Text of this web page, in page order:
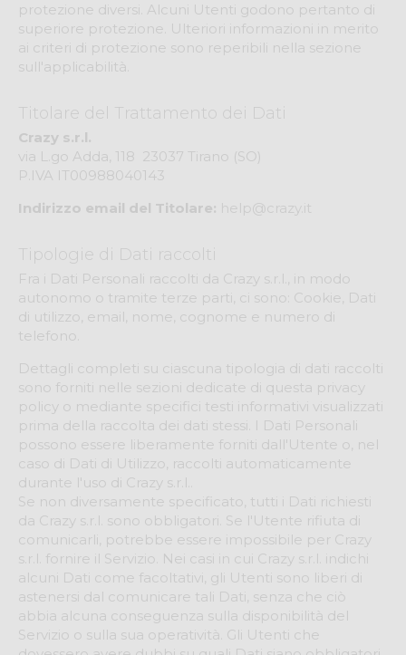
protezione diversi. Alcuni Utenti godono pertanto di
superiore protezione. Ulteriori informazioni in merito
ai criteri di protezione sono reperibili nella sezione
sull'applicabilità.
Titolare del Trattamento dei Dati
Crazy s.r.l.
via L.go Adda, 118 ­ 23037 Tirano (SO)
P.IVA IT00988040143
Indirizzo email del Titolare: help@crazy.it
Tipologie di Dati raccolti
Fra i Dati Personali raccolti da Crazy s.r.l., in modo
autonomo o tramite terze parti, ci sono: Cookie, Dati
di utilizzo, email, nome, cognome e numero di
telefono.
Dettagli completi su ciascuna tipologia di dati raccolti
sono forniti nelle sezioni dedicate di questa privacy
policy o mediante specifici testi informativi visualizzati
prima della raccolta dei dati stessi. I Dati Personali
possono essere liberamente forniti dall'Utente o, nel
caso di Dati di Utilizzo, raccolti automaticamente
durante l'uso di Crazy s.r.l..
Se non diversamente specificato, tutti i Dati richiesti
da Crazy s.r.l. sono obbligatori. Se l'Utente rifiuta di
comunicarli, potrebbe essere impossibile per Crazy
s.r.l. fornire il Servizio. Nei casi in cui Crazy s.r.l. indichi
alcuni Dati come facoltativi, gli Utenti sono liberi di
astenersi dal comunicare tali Dati, senza che ciò
abbia alcuna conseguenza sulla disponibilità del
Servizio o sulla sua operatività. Gli Utenti che